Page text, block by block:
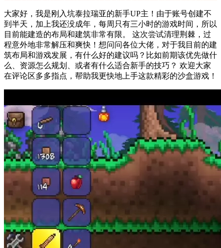
大家好，我是刚入坑泰拉瑞亚的新手UP主！由于账号创建不
到半天，加上我还没成年，每周只有三小时的游戏时间，所以
目前能建造的布局和建筑非常有限。 这次尝试清理荆棘，过
程意外地非常解压和爽快！想问问各位大佬，对于我目前的建
筑布局和游戏发展，有什么好的建议吗？比如前期该优先做什
么、资源怎么规划、或者有什么适合新手的技巧？ 欢迎大家
在评论区多多指点，帮助我更快地上手这款精彩的沙盒游戏！